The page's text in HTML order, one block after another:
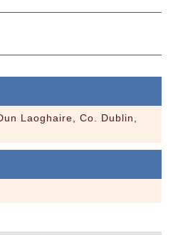
Laoghaire, Co. Dublin,